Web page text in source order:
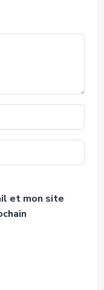
et mon site